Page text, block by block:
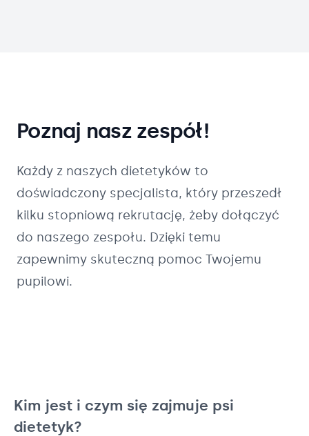
Poznaj nasz zespół!
Każdy z naszych dietetyków to
doświadczony specjalista, który przeszedł
kilku stopniową rekrutację, żeby dołączyć
do naszego zespołu. Dzięki temu
zapewnimy skuteczną pomoc Twojemu
pupilowi.
Kim jest i czym się zajmuje psi
dietetyk?